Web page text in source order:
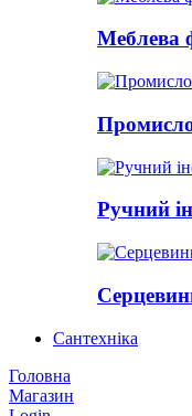
Меблева
Ручний
Сантехніка
Головна
Магазин